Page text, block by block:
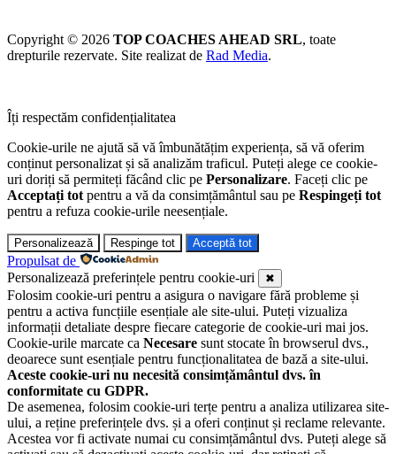
Copyright © 2026 TOP COACHES AHEAD SRL, toate
drepturile rezervate. Site realizat de Rad Media.
Îți respectăm confidențialitatea
Cookie-urile ne ajută să vă îmbunătățim experiența, să vă oferim
conținut personalizat și să analizăm traficul. Puteți alege ce cookie-
uri doriți să permiteți făcând clic pe Personalizare. Faceți clic pe
Acceptați tot pentru a vă da consimțământul sau pe Respingeți tot
pentru a refuza cookie-urile neesențiale.
Personalizează Respinge tot Acceptă tot
Propulsat de
Personalizează preferințele pentru cookie-uri
✖
Folosim cookie-uri pentru a asigura o navigare fără probleme și
pentru a activa funcțiile esențiale ale site-ului. Puteți vizualiza
informații detaliate despre fiecare categorie de cookie-uri mai jos.
Cookie-urile marcate ca Necesare sunt stocate în browserul dvs.,
deoarece sunt esențiale pentru funcționalitatea de bază a site-ului.
Aceste cookie-uri nu necesită consimțământul dvs. în
conformitate cu GDPR.
De asemenea, folosim cookie-uri terțe pentru a analiza utilizarea site-
ului, a reține preferințele dvs. și a oferi conținut și reclame relevante.
Acestea vor fi activate numai cu consimțământul dvs. Puteți alege să